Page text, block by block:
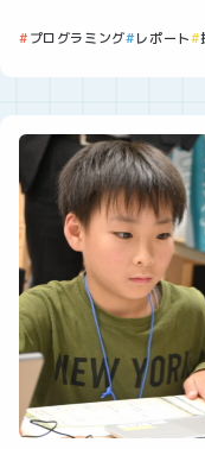
プログラミング レポート